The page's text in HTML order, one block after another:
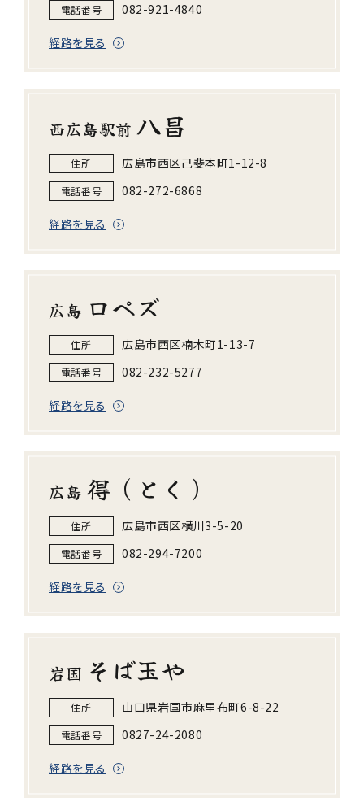
電話番号 082-921-4840
経路を見る
西広島駅前 八昌
住所 広島市西区己斐本町1-12-8
電話番号 082-272-6868
経路を見る
広島 ロペズ
住所 広島市西区楠木町1-13-7
電話番号 082-232-5277
経路を見る
広島 得（とく）
住所 広島市西区横川3-5-20
電話番号 082-294-7200
経路を見る
岩国 そば玉や
住所 山口県岩国市麻里布町6-8-22
電話番号 0827-24-2080
経路を見る